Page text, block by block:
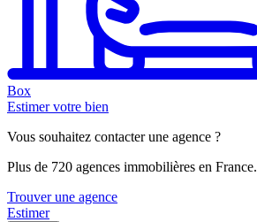
Box
Estimer votre bien
Vous souhaitez contacter une agence ?
Plus de 720 agences immobilières en France.
Trouver une agence
Estimer